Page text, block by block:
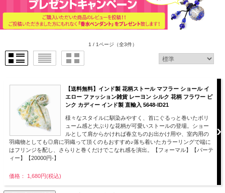
1 / 1ページ （全3件）
【送料無料】インド製 花柄ストール マフラー ショール イ
エロー ファッション雑貨 レーヨン シルク 花柄 フラワー ピ
ンク カディー インド製 直輸入 5648-ID21
様々なスタイルに馴染みやすく、首にぐるっと巻いたボリ
ューム感と大ぶりな花柄が可愛いストールの登場。ショー
ルとして肩からかければ春立ちのお出かけ用や、室内用の
羽織物としても◎肩に羽織って頂くのもおすすめ♪落ち着いたカラーリングで端に
はフリンジを配し、さらりと巻くだけでこなれ感を演出。【フォーマル】【パーテ
ィー】【20000円-】
価格： 1,680円(税込)